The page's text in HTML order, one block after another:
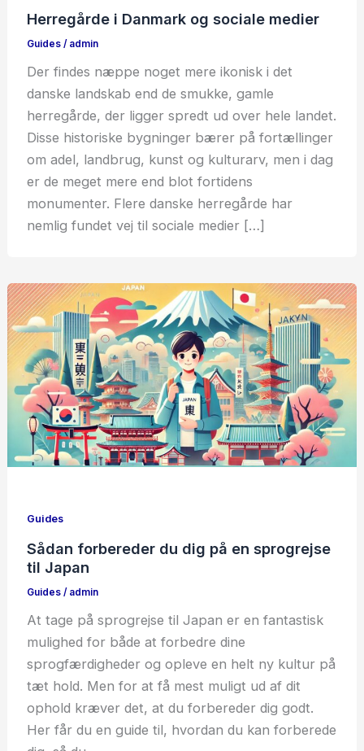
Herregårde i Danmark og sociale medier
Guides / admin
Der findes næppe noget mere ikonisk i det
danske landskab end de smukke, gamle
herregårde, der ligger spredt ud over hele landet.
Disse historiske bygninger bærer på fortællinger
om adel, landbrug, kunst og kulturarv, men i dag
er de meget mere end blot fortidens
monumenter. Flere danske herregårde har
nemlig fundet vej til sociale medier […]
Guides
Sådan forbereder du dig på en sprogrejse
til Japan
Guides / admin
At tage på sprogrejse til Japan er en fantastisk
mulighed for både at forbedre dine
sprogfærdigheder og opleve en helt ny kultur på
tæt hold. Men for at få mest muligt ud af dit
ophold kræver det, at du forbereder dig godt.
Her får du en guide til, hvordan du kan forberede